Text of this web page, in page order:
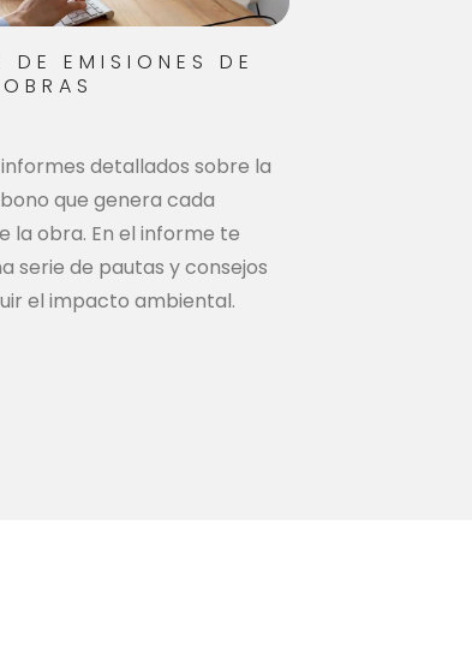
DE EMISIONES DE
detallados sobre la
que genera cada
la obra. En el informe te
serie de pautas y consejos
el impacto ambiental.